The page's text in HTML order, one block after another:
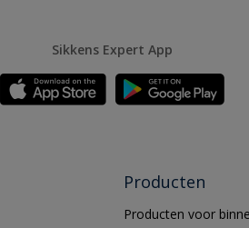
Sikkens Expert App
Producten
Producten voor